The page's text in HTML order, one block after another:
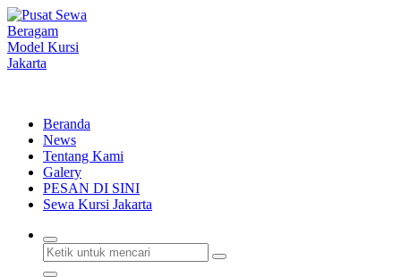
Lewati
ke
konten
Beranda
News
Tentang Kami
Galery
PESAN DI SINI
Sewa Kursi Jakarta